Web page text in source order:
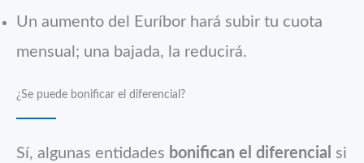
Un aumento del Euríbor hará subir tu cuota
mensual; una bajada, la reducirá.
¿Se puede bonificar el diferencial?
Sí, algunas entidades bonifican el diferencial si